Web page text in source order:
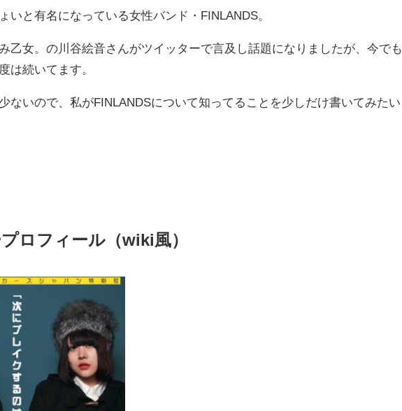
いと有名になっている女性バンド・FINLANDS。
乙女。の川谷絵音さんがツイッターで言及し話題になりましたが、今でも
は続いてます。
ないので、私がFINLANDSについて知ってることを少しだけ書いてみたい
ロフィール（wiki風）